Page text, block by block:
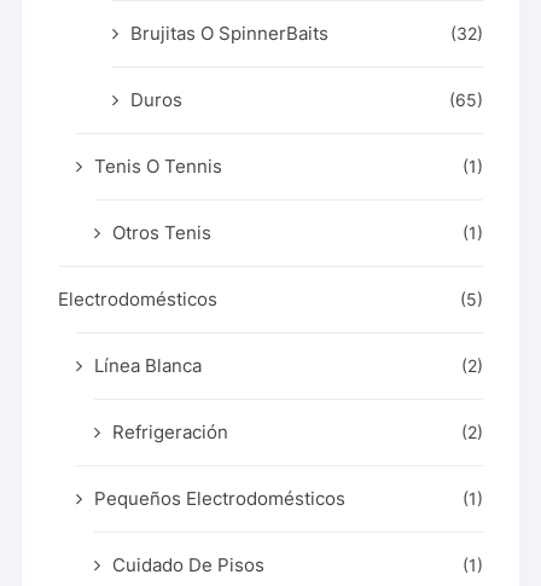
Brujitas O SpinnerBaits (32)
Duros (65)
Tenis O Tennis (1)
Otros Tenis (1)
Electrodomésticos (5)
Línea Blanca (2)
Refrigeración (2)
Pequeños Electrodomésticos (1)
Cuidado De Pisos (1)